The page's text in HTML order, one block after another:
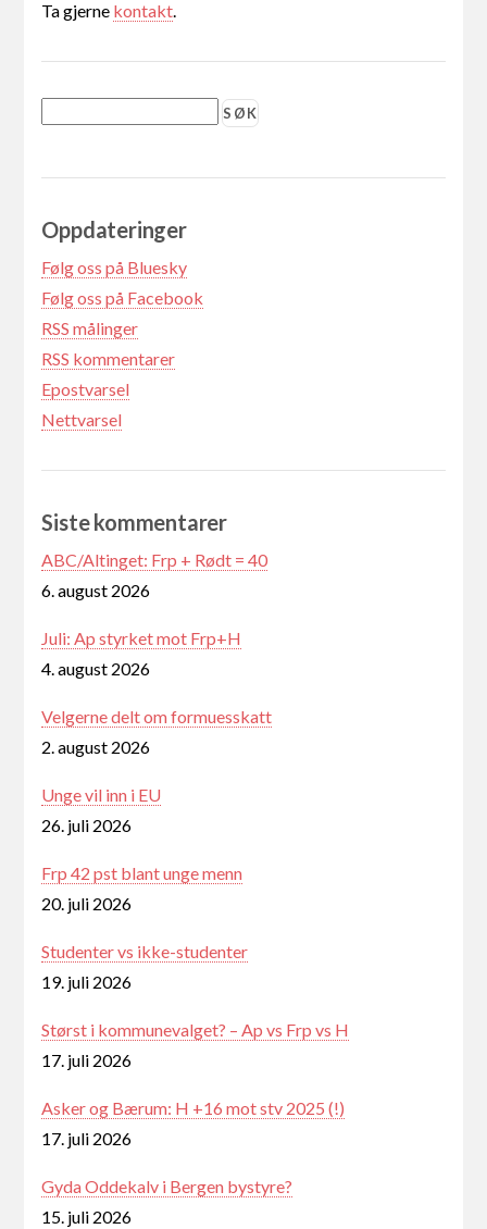
Ta gjerne kontakt.
Oppdateringer
Følg oss på Bluesky
Følg oss på Facebook
RSS målinger
RSS kommentarer
Epostvarsel
Nettvarsel
Siste kommentarer
ABC/Altinget: Frp + Rødt = 40
6. august 2026
Juli: Ap styrket mot Frp+H
4. august 2026
Velgerne delt om formuesskatt
2. august 2026
Unge vil inn i EU
26. juli 2026
Frp 42 pst blant unge menn
20. juli 2026
Studenter vs ikke-studenter
19. juli 2026
Størst i kommunevalget? – Ap vs Frp vs H
17. juli 2026
Asker og Bærum: H +16 mot stv 2025 (!)
17. juli 2026
Gyda Oddekalv i Bergen bystyre?
15. juli 2026